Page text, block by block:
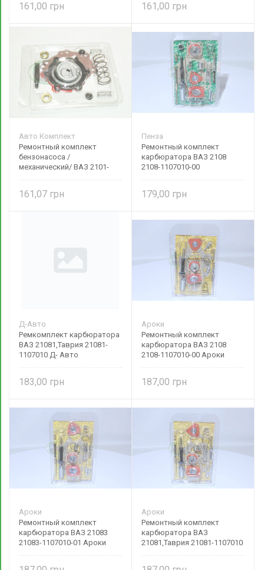
161,00 161,00
Авто Комплект
Ремонтный комплект
бензонасоса /
механический/ ВАЗ 2101-
161,07
Пенза
Ремонтный комплект
карбюратора ВАЗ 2108
2108-1107010-00
179,00
Д-Авто
Ремкомплект карбюратора
ВАЗ 21081,Таврия 21081-
1107010 Д- Авто
183,00
Ароки
Ремонтный комплект
карбюратора ВАЗ 2108
2108-1107010-00 Ароки
187,00
Ароки
Ремонтный комплект
карбюратора ВАЗ 21083
21083-1107010-01 Ароки
Ароки
Ремонтный комплект
карбюратора ВАЗ
21081,Таврия 21081-1107010